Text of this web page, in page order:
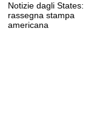
Notizie dagli States:
rassegna stampa
americana